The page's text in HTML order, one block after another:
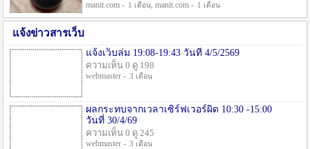
manit.com - 1 เดือน, manit.com - 1 เดือน
แจ้งข่าวสารเว็บ
แจ้งเว็บล่ม 19:08-19:43 วันที่ 4/5/2569
ความเห็น 0 ดู 198
webmaster - 3 เดือน
ผลกระทบจากเวลาเซิร์ฟเวอร์ผิด 10:30 -15:00
วันที่ 30/4/69
ความเห็น 0 ดู 245
webmaster - 3 เดือน